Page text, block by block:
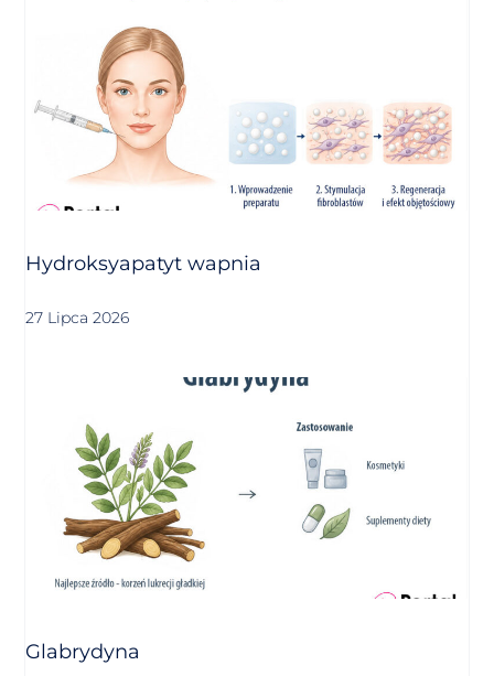
Hydroksyapatyt wapnia
27 Lipca 2026
Glabrydyna